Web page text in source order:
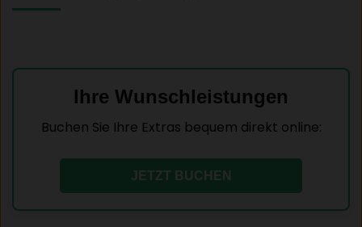
Ihre Wunschleistungen
Buchen Sie Ihre Extras bequem direkt online:
JETZT BUCHEN